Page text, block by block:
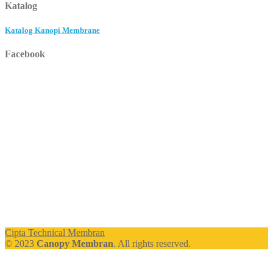
Katalog
Katalog Kanopi Membrane
Facebook
Cipta Technical Membran
© 2023 Canopy Membran. All rights reserved.